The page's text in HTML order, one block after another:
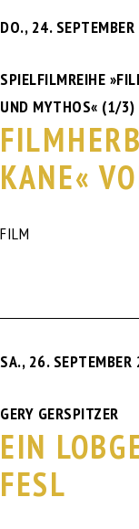
DO., 24.
SPIELFILMREIHE
UND MYTHOS« (1/3)
KANE«
FILM
SA., 26.
GERY GERSPITZER
EIN
FESL